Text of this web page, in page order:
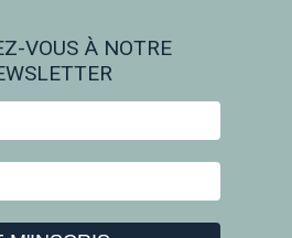
VOUS À NOTRE